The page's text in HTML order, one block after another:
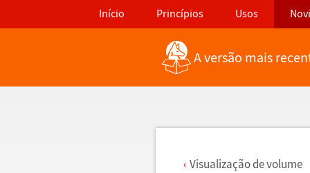
Início Princípios Usos
Voltar para Últimas Novidades
A versão mais
Visualização de volume